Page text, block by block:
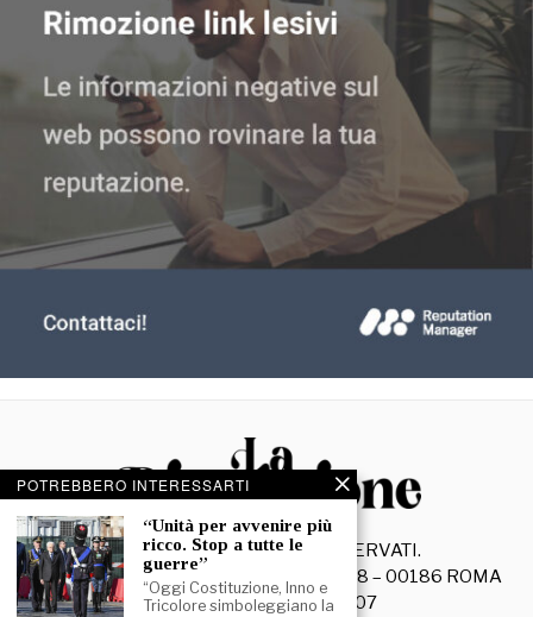
© 2026- TUTTI I DIRITTI RISERVATI.
La Discussione S.r.l. – Piazza Capranica, 78 – 00186 ROMA
C.F. e P. IVA 15045971007
POTREBBERO INTERESSARTI
“Unità per avvenire più
ricco. Stop a tutte le
guerre”
“Oggi Costituzione, Inno e
Tricolore simboleggiano la